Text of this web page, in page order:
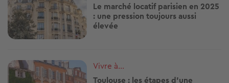
Le marché locatif parisien en 2025
: une pression toujours aussi
élevée
Image
Vivre à...
Toulouse : les étapes d’une